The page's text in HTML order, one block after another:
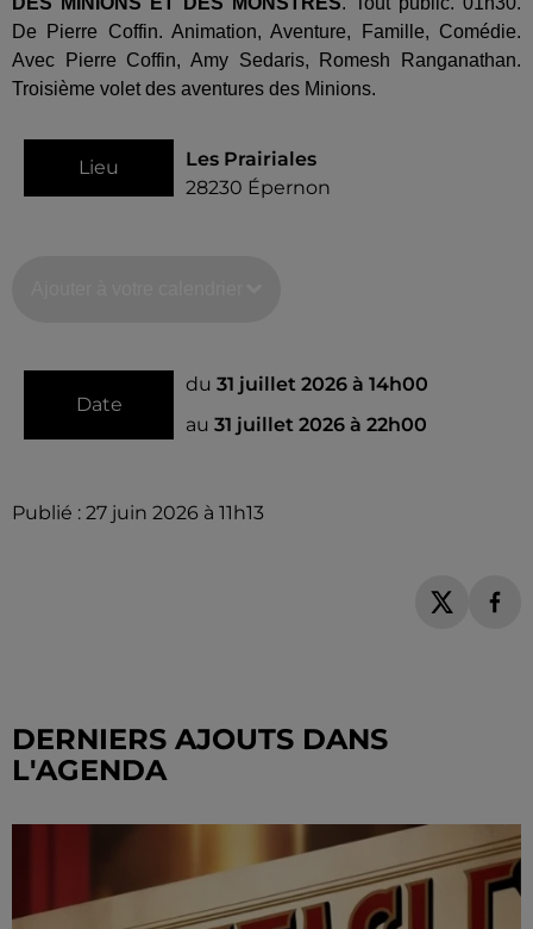
De Pierre Coffin. Animation, Aventure, Famille, Comédie.
Avec Pierre Coffin, Amy Sedaris, Romesh Ranganathan.
Troisième volet des aventures des Minions.
Lieu
Les Prairiales
28230 Épernon
Date
du 31 juillet 2026 à 14h00
au 31 juillet 2026 à 22h00
Publié : 27 juin 2026 à 11h13
DERNIERS AJOUTS DANS
L'AGENDA